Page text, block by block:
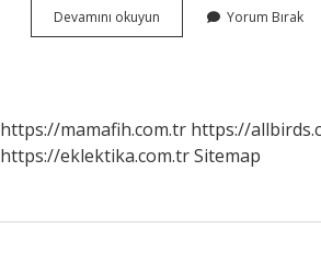
Devamını okuyun Evlenilecek
Kişinin
Yorum Bırak
https://mamafih.com.tr https://
https://eklektika.com.trSitemap